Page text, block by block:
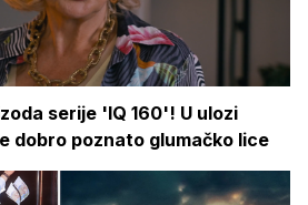
serije 'IQ 160'! U ulozi
dobro poznato glumačko lice